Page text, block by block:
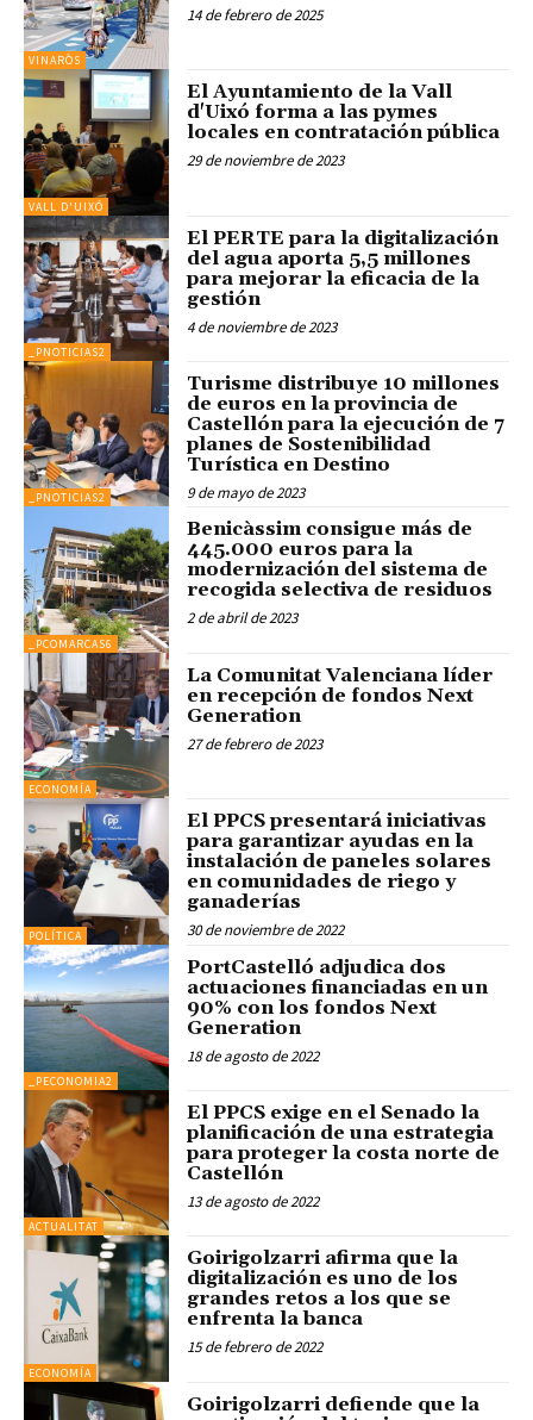
VINARÒS
14 de febrero de 2025
VALL D'UIXÓ
El Ayuntamiento de la Vall
d'Uixó forma a las pymes
locales en contratación pública
29 de noviembre de 2023
_PNOTICIAS2
El PERTE para la digitalización
del agua aporta 5,5 millones
para mejorar la eficacia de la
gestión
4 de noviembre de 2023
_PNOTICIAS2
Turisme distribuye 10 millones
de euros en la provincia de
Castellón para la ejecución de 7
planes de Sostenibilidad
Turística en Destino
9 de mayo de 2023
_PCOMARCAS6
Benicàssim consigue más de
445.000 euros para la
modernización del sistema de
recogida selectiva de residuos
2 de abril de 2023
ECONOMÍA
La Comunitat Valenciana líder
en recepción de fondos Next
Generation
27 de febrero de 2023
POLÍTICA
El PPCS presentará iniciativas
para garantizar ayudas en la
instalación de paneles solares
en comunidades de riego y
ganaderías
30 de noviembre de 2022
_PECONOMIA2
PortCastelló adjudica dos
actuaciones financiadas en un
90% con los fondos Next
Generation
18 de agosto de 2022
ACTUALITAT
El PPCS exige en el Senado la
planificación de una estrategia
para proteger la costa norte de
Castellón
13 de agosto de 2022
ECONOMÍA
Goirigolzarri afirma que la
digitalización es uno de los
grandes retos a los que se
enfrenta la banca
15 de febrero de 2022
Goirigolzarri defiende que la